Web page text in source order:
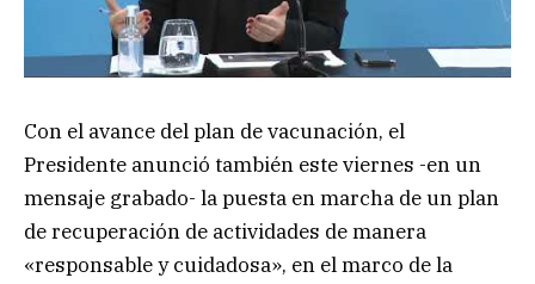
Con el avance del plan de vacunación, el
Presidente anunció también este viernes -en un
mensaje grabado- la puesta en marcha de un plan
de recuperación de actividades de manera
«responsable y cuidadosa», en el marco de la